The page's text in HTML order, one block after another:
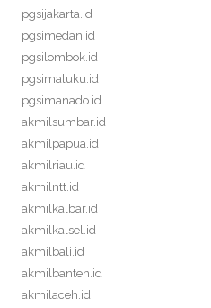
pgsijakarta.id
pgsimedan.id
pgsilombok.id
pgsimaluku.id
pgsimanado.id
akmilsumbar.id
akmilpapua.id
akmilriau.id
akmilntt.id
akmilkalbar.id
akmilkalsel.id
akmilbali.id
akmilbanten.id
akmilaceh.id